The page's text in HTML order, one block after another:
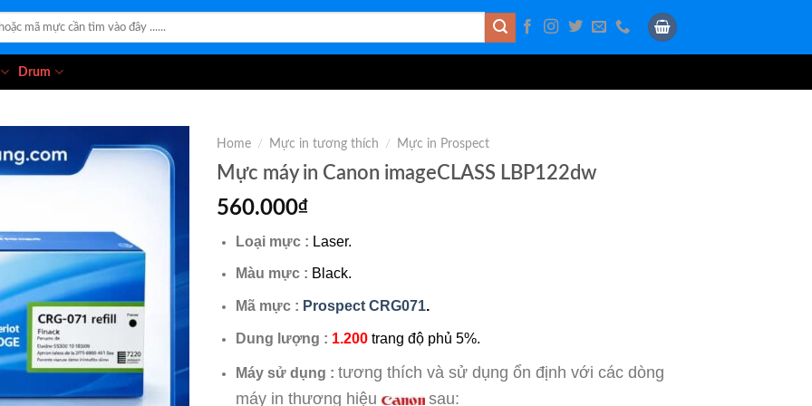
Drum
Home / Mực in tương thích / Mực in Prospect
Mực máy in Canon imageCLASS LBP122dw
560.000₫
Loại mực : Laser.
Màu mực : Black.
Mã mực : Prospect CRG071.
Dung lượng : 1.200 trang độ phủ 5%.
Máy sử dụng : tương thích và sử dụng ổn định với các dòng
máy in thương hiệu
sau: